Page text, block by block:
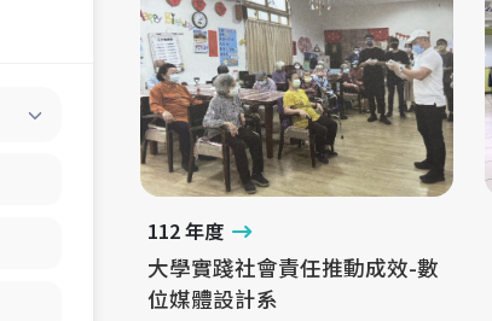
112 年度
大學實踐社會責任推動成效-數
位媒體設計系